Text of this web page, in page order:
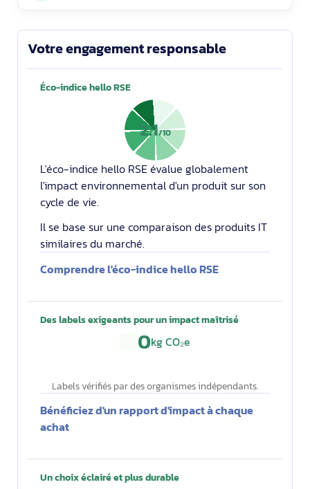
Votre engagement responsable
Éco-indice hello RSE
2.1/10
L'éco-indice hello RSE évalue globalement
l'impact environnemental d'un produit sur son
cycle de vie.
Il se base sur une comparaison des produits IT
similaires du marché.
Comprendre l'éco-indice hello RSE
Des labels exigeants pour un impact maîtrisé
0kg CO₂e
Labels vérifiés par des organismes indépendants.
Bénéficiez d'un rapport d'impact à chaque
achat
Un choix éclairé et plus durable